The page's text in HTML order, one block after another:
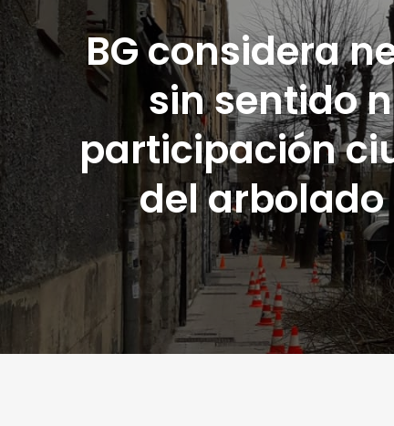
BG considera
sin sentido
participación
del